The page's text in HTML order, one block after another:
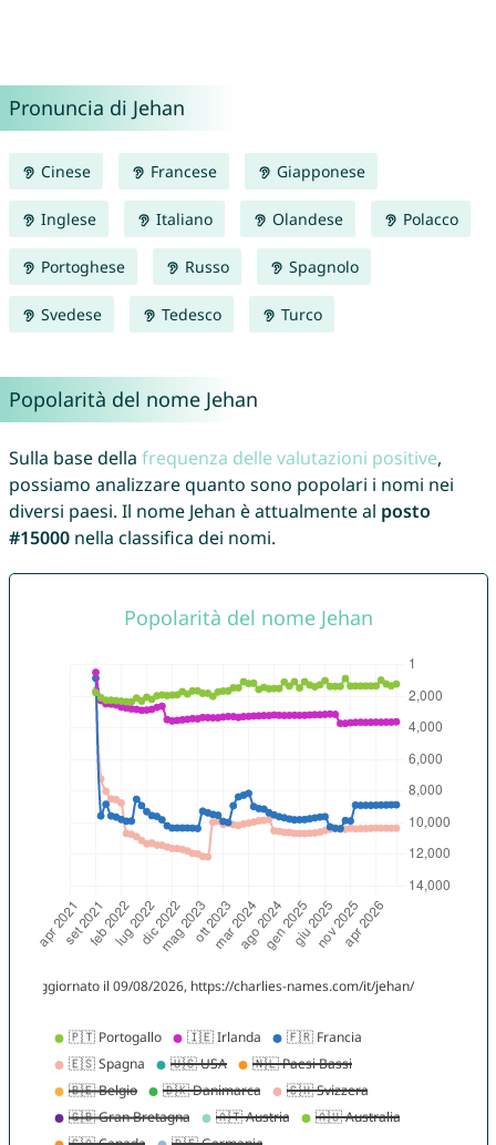
Pronuncia di Jehan
Cinese Francese Giapponese
Inglese Italiano Olandese Polacco
Portoghese Russo Spagnolo
Svedese Tedesco Turco
Popolarità del nome Jehan
Sulla base della frequenza delle valutazioni positive,
possiamo analizzare quanto sono popolari i nomi nei
diversi paesi. Il nome Jehan è attualmente al posto
#15000nella classifica dei nomi.